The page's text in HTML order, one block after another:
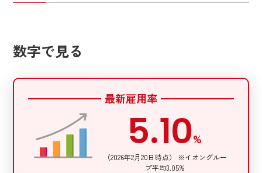
数字で見る
最新雇用率
5.10%
（2026年2月20日時点） ※イオングルー
プ平均3.05%